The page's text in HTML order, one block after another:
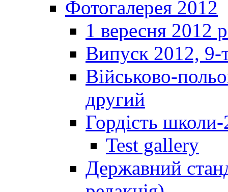
Фотогалерея 2012
1 вересня 2012
Випуск 2012, 9-
Військово-
другий
Гордість
Test gallery
Державний